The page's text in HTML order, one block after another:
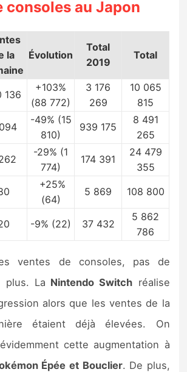
consoles au Japon
la
Évolution
Total
2019
Total
136
+103%
(88 772)
3 176
269
10 065
815
-49% (15
810)
939 175
8 491
265
-29% (1
774)
174 391
24 479
355
+25%
(64)
5 869 108 800
-9% (22) 37 432
5 862
786
ventes de consoles, pas de
plus. La Nintendo Switch réalise
alors que les ventes de la
étaient déjà élevées. On
cette augmentation à
Épée et Bouclier. De plus,